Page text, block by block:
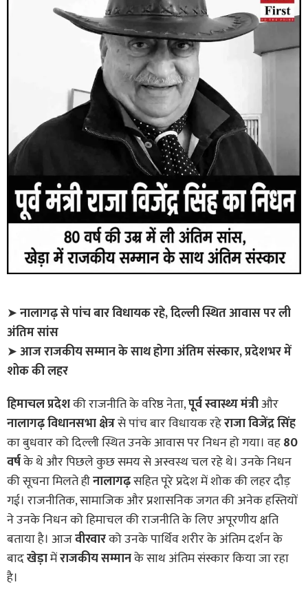
➤नालागढ़ से पांच बार विधायक रहे, दिल्ली स्थित आवास पर ली
अंतिम सांस
➤आज राजकीय सम्मान के साथ होगा अंतिम संस्कार, प्रदेशभर में
शोक की लहर
हिमाचल प्रदेशकी राजनीति के वरिष्ठ नेता,पूर्व स्वास्थ्य मंत्रीऔर
नालागढ़ विधानसभा क्षेत्रसे पांच बार विधायक रहेराजा विजेंद्र सिंह
का बुधवार को दिल्ली स्थित उनके आवास पर निधन हो गया। वह80
वर्षके थे और पिछले कुछ समय से अस्वस्थ चल रहे थे। उनके निधन
की सूचना मिलते हीनालागढ़सहित पूरे प्रदेश में शोक की लहर दौड़
गई। राजनीतिक, सामाजिक और प्रशासनिक जगत की अनेक हस्तियों
ने उनके निधन को हिमाचल की राजनीति के लिए अपूरणीय क्षति
बताया है। आजवीरवारको उनके पार्थिव शरीर के अंतिम दर्शन के
बादखेड़ामेंराजकीय सम्मानके साथ अंतिम संस्कार किया जा रहा
है।